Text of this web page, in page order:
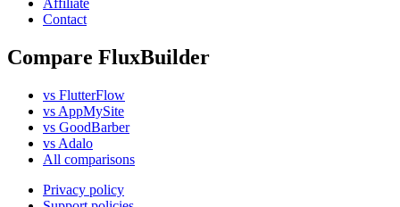
Affiliate
Contact
Compare FluxBuilder
vs FlutterFlow
vs AppMySite
vs GoodBarber
vs Adalo
All comparisons
Privacy policy